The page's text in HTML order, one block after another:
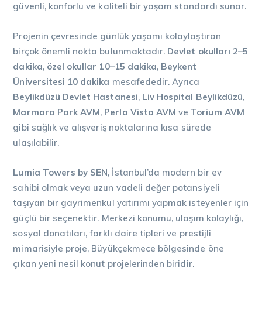
güvenli, konforlu ve kaliteli bir yaşam standardı sunar.
Projenin çevresinde günlük yaşamı kolaylaştıran
birçok önemli nokta bulunmaktadır. Devlet okulları 2–5
dakika, özel okullar 10–15 dakika, Beykent
Üniversitesi 10 dakika mesafededir. Ayrıca
Beylikdüzü Devlet Hastanesi, Liv Hospital Beylikdüzü,
Marmara Park AVM, Perla Vista AVM ve Torium AVM
gibi sağlık ve alışveriş noktalarına kısa sürede
ulaşılabilir.
Lumia Towers by SEN, İstanbul’da modern bir ev
sahibi olmak veya uzun vadeli değer potansiyeli
taşıyan bir gayrimenkul yatırımı yapmak isteyenler için
güçlü bir seçenektir. Merkezi konumu, ulaşım kolaylığı,
sosyal donatıları, farklı daire tipleri ve prestijli
mimarisiyle proje, Büyükçekmece bölgesinde öne
çıkan yeni nesil konut projelerinden biridir.